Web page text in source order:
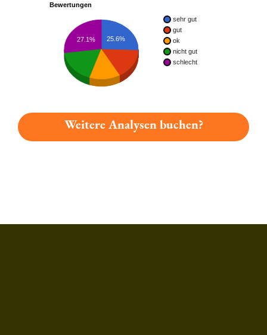
Bewertungen
sehr gut
gut
ok
nicht gut
schlecht
25.6%
27.1%
Weitere Analysen buchen?